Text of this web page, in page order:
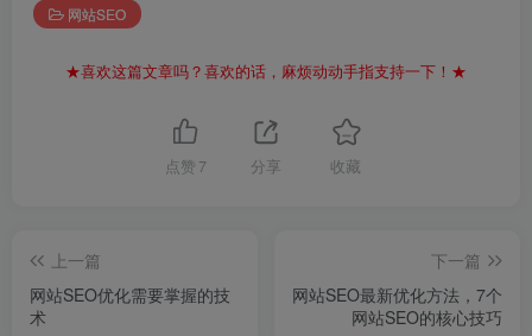
网站SEO
★喜欢这篇文章吗？喜欢的话，麻烦动动手指支持一下！★
点赞 7 分享 收藏
上一篇
网站SEO优化需要掌握的技
术
下一篇
网站SEO最新优化方法，7个
网站SEO的核心技巧